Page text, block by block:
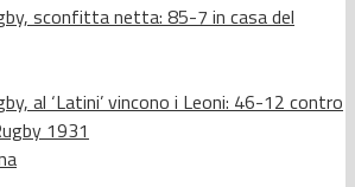
sconfitta netta: 85-7 in casa del
al ‘Latini’ vincono i Leoni: 46-12 contro
1931